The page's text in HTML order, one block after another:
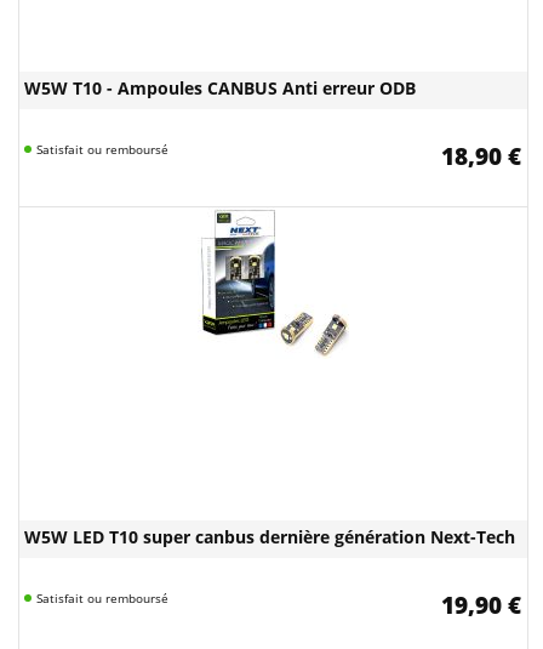
W5W T10 - Ampoules CANBUS Anti erreur ODB
Satisfait ou remboursé 18,90 €
W5W LED T10 super canbus dernière génération Next-Tech
Satisfait ou remboursé 19,90 €